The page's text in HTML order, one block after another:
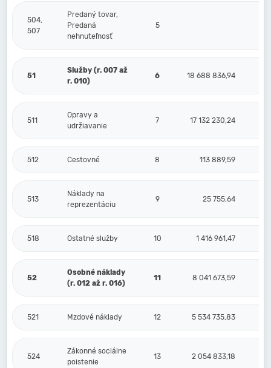
504,
507
Predaný tovar,
Predaná
nehnuteľnosť
5
51
Služby (r. 007 až
r. 010)
6 18 688 836,94
511
Opravy a
udržiavanie
7 17 132 230,24
512 Cestovné 8 113 889,59
513
Náklady na
reprezentáciu
9 25 755,64
518 Ostatné služby 10 1 416 961,47
52
Osobné náklady
(r. 012 až r. 016)
11 8 041 673,59
521 Mzdové náklady 12 5 534 735,83
524
Zákonné sociálne
poistenie
13 2 054 833,18